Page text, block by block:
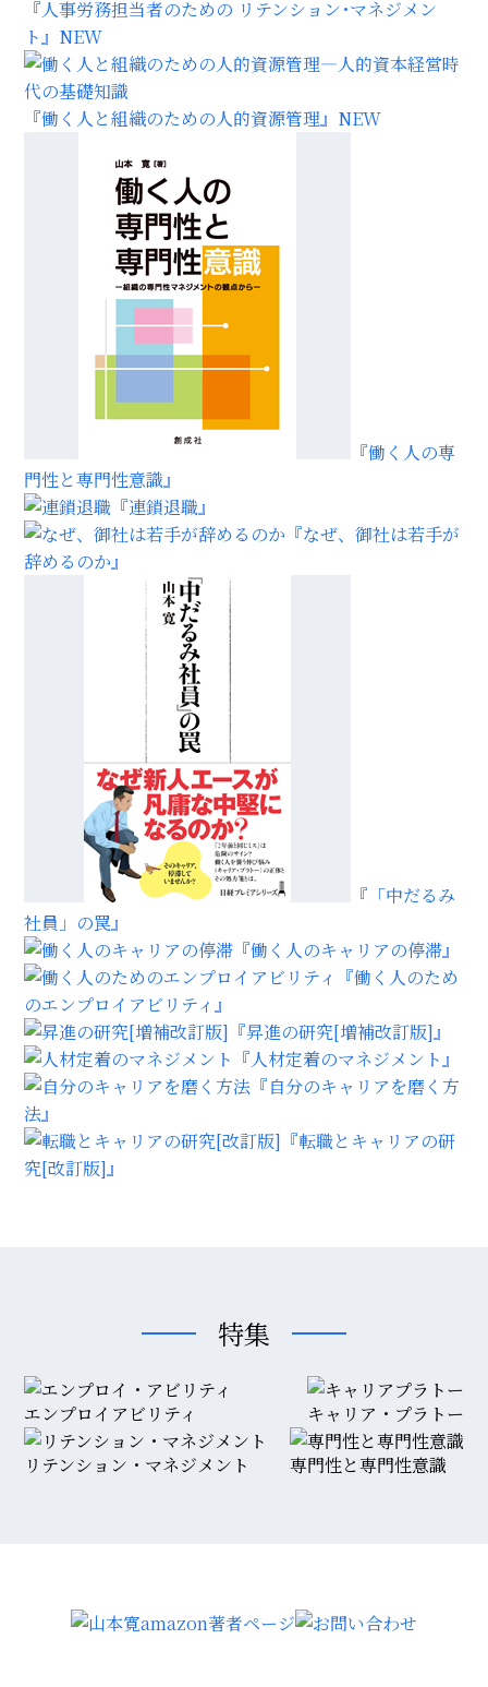
『人事労務担当者のための リテンション･マネジメン
ト』 NEW
『働く人と組織のための人的資源管理』 NEW
『働く人の専
門性と専門性意識』
『連鎖退職』
『なぜ、御社は若手が
辞めるのか』
『「中だるみ
社員」の罠』
『働く人のキャリアの停滞』
『働く人のため
のエンプロイアビリティ』
『昇進の研究[増補改訂版]』
『人材定着のマネジメント』
『自分のキャリアを磨く方
法』
『転職とキャリアの研
究[改訂版]』
特集
エンプロイアビリティ キャリア・プラトー
リテンション・マネジメント 専門性と専門性意識